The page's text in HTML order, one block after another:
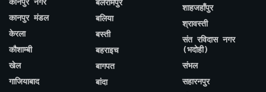
कानपुर नगर
कानपुर मंडल
केरला
कौशाम्बी
खेल
गाजियाबाद
बलरामपुर
बलिया
बस्ती
बहराइच
बागपत
बांदा
शाहजहाँपुर
श्रावस्ती
संत रविदास नगर
(भदोही)
संभल
सहारनपुर